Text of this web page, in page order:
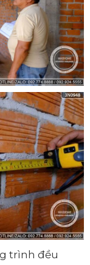
trình đều